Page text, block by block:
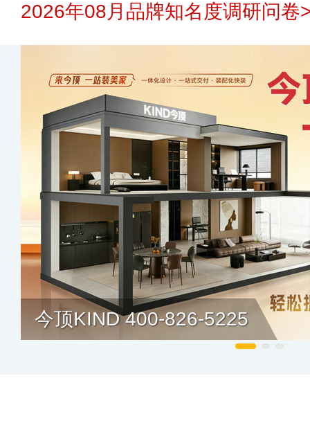
2026年08月品牌知名度调研问卷
今顶KIND 400-826-5225